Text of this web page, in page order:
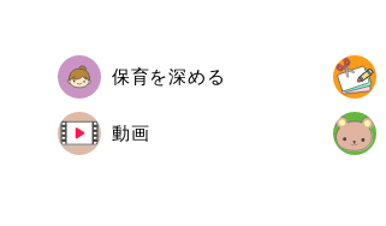
保育を深める
動画